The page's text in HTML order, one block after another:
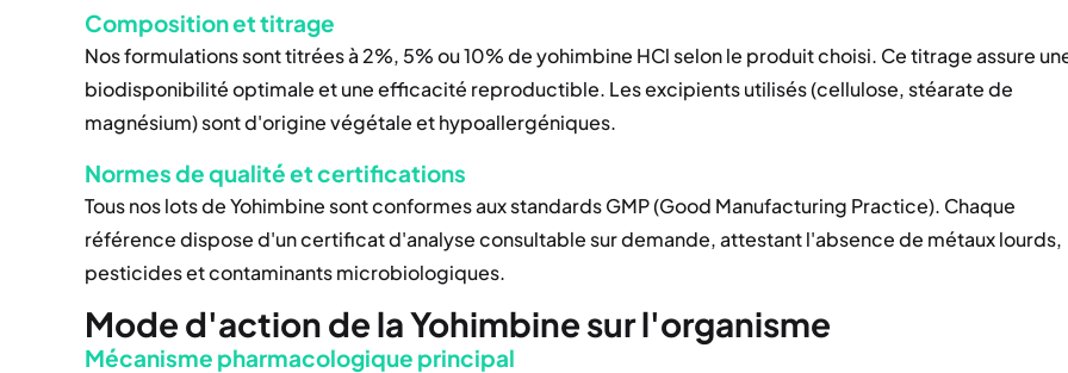
Composition et titrage
Nos formulations sont titrées à 2%, 5% ou 10% de yohimbine HCl selon le produit choisi. Ce titrage assure
biodisponibilité optimale et une efficacité reproductible. Les excipients utilisés (cellulose, stéarate de
magnésium) sont d'origine végétale et hypoallergéniques.
Normes de qualité et certifications
Tous nos lots de Yohimbine sont conformes aux standards GMP (Good Manufacturing Practice). Chaque
référence dispose d'un certificat d'analyse consultable sur demande, attestant l'absence de métaux lourds,
pesticides et contaminants microbiologiques.
Mode d'action de la Yohimbine sur l'organisme
Mécanisme pharmacologique principal